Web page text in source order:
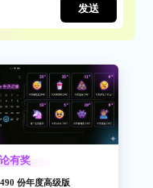
发送
有奖
份年度高级版